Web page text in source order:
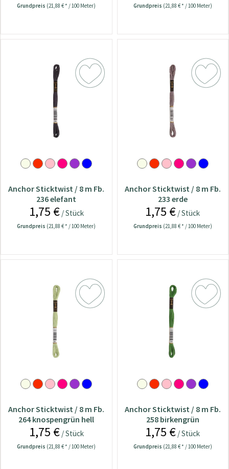
Grundpreis (21,88 € * / 100 Meter) Grundpreis (21,88 € * / 100 Meter)
Anchor Sticktwist / 8 m Fb.
236 elefant
1,75 €/ Stück
Grundpreis (21,88 € * / 100 Meter)
Anchor Sticktwist / 8 m Fb.
233 erde
1,75 € / Stück
Grundpreis (21,88 € * / 100 Meter)
Anchor Sticktwist / 8 m Fb.
264 knospengrün hell
1,75 €/ Stück
Grundpreis (21,88 € * / 100 Meter)
Anchor Sticktwist / 8 m Fb.
258 birkengrün
1,75 € / Stück
Grundpreis (21,88 € * / 100 Meter)